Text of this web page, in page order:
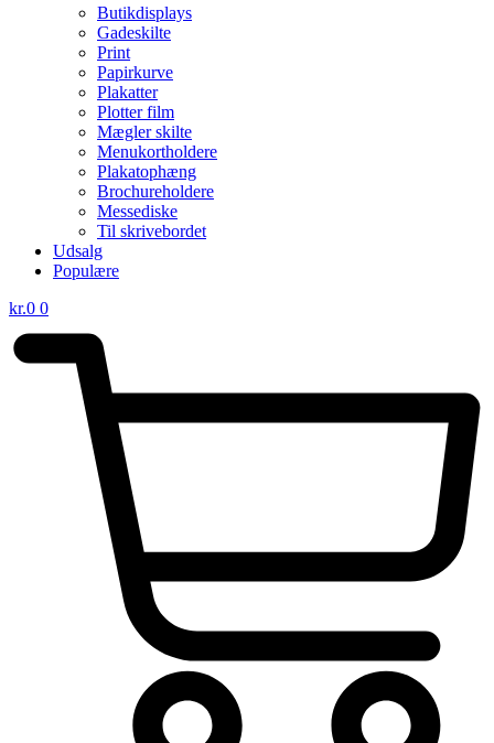
Butikdisplays
Gadeskilte
Print
Papirkurve
Plakatter
Plotter film
Mægler skilte
Menukortholdere
Plakatophæng
Brochureholdere
Messediske
Til skrivebordet
Udsalg
Populære
kr.0 0